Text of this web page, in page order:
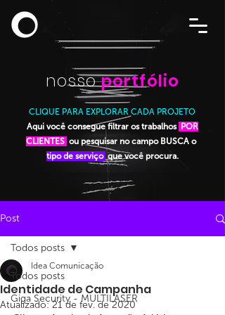
nossoportfólio
CLIQUE PARA EXPLORAR CADA PROJETO
Aqui você consegue filtrar os trabalhos POR
CLIENTES ou pesquisar no campo BUSCA o
tipo de serviço que você procura.
Post
Todos posts
Giga Security - MULTILASER
Todos posts
Identidade de Campanha
Idea Comunicação
Atualizado:21 de fev. de 2020